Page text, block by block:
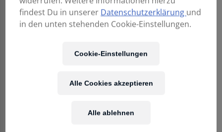
139,00
findest Du in unserer Datenschutzerklärung und
in den unten stehenden Cookie-Einstellungen.
Cookie-Einstellungen
Alle ablehnen
Alle Cookies akzeptieren